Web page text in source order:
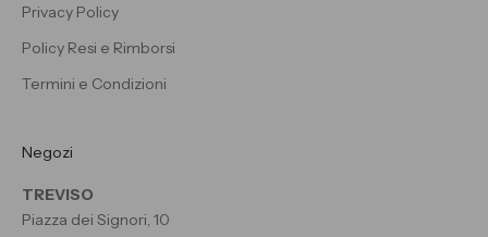
Privacy Policy
Policy Resi e Rimborsi
Termini e Condizioni
Negozi
TREVISO
Piazza dei Signori, 10